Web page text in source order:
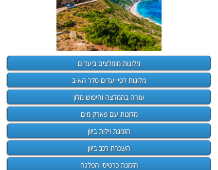
מלונות מומלצים ביעדים
מלונות לפי יעדים סדר הא-ב
עזרה בהמלצה וחיפוש מלון
מלונות עם פארק מים
הזמנת וילות ביוון
השכרת רכב ביוון
הזמנת כרטיסי הפלגה